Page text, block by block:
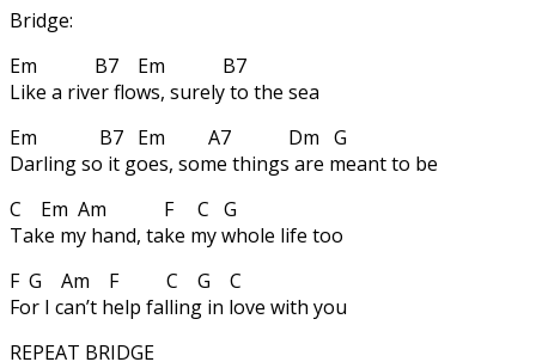
Bridge:
Em B7 Em B7
Like a river flows, surely to the sea
Em B7 Em A7 Dm G
Darling so it goes, some things are meant to be
C Em Am F C G
Take my hand, take my whole life too
F G Am F C G C
For I can’t help falling in love with you
REPEAT BRIDGE